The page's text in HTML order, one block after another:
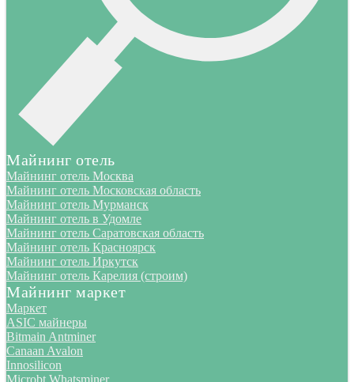
Майнинг отель
Майнинг отель Москва
Майнинг отель Московская область
Майнинг отель Мурманск
Майнинг отель в Удомле
Майнинг отель Саратовская область
Майнинг отель Красноярск
Майнинг отель Иркутск
Майнинг отель Карелия (строим)
Майнинг маркет
Маркет
ASIC майнеры
Bitmain Antminer
Canaan Avalon
Innosilicon
Microbt Whatsminer